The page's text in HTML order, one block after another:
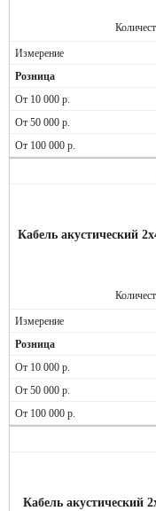
Кабель акустический
Кабель акустический